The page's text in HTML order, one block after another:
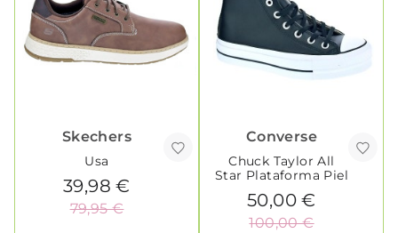
Skechers
Usa
39,98 €
79,95 €
Converse
Chuck Taylor All
Star Plataforma Piel
50,00 €
100,00 €